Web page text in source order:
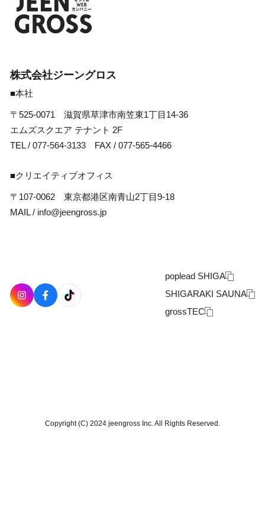
poplead SHIGA
SHIGARAKI SAUNA
grossTEC
株式会社ジーングロス
■本社
〒525-0071 滋賀県草津市南笠東1丁目14-36
エムズスクエア テナント 2F
TEL / 077-564-3133 FAX / 077-565-4466
■クリエイティブオフィス
〒107-0062 東京都港区南青山2丁目9-18
MAIL / info@jeengross.jp
Copyright (C) 2024 jeengross Inc. All Rights Reserved.